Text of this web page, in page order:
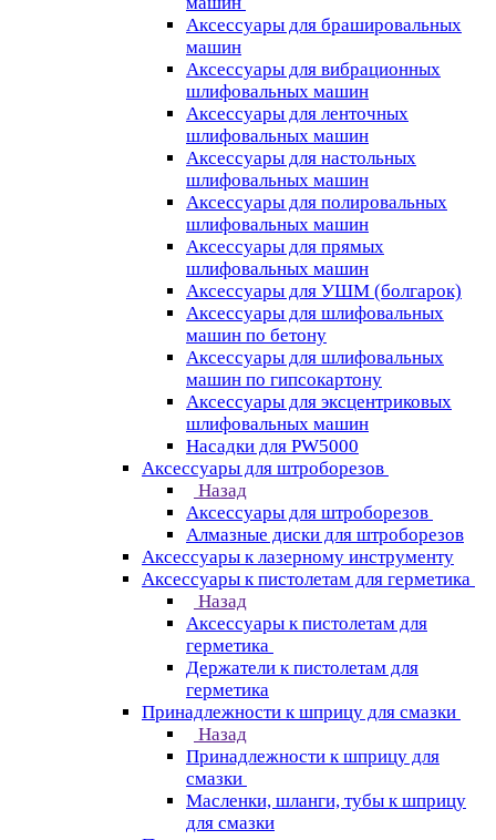
Аксессуары для брашировальных
машин
Аксессуары для вибрационных
шлифовальных машин
Аксессуары для ленточных
шлифовальных машин
Аксессуары для настольных
шлифовальных машин
Аксессуары для полировальных
шлифовальных машин
Аксессуары для прямых
шлифовальных машин
Аксессуары для УШМ (болгарок)
Аксессуары для шлифовальных
машин по бетону
Аксессуары для шлифовальных
машин по гипсокартону
Аксессуары для эксцентриковых
шлифовальных машин
Насадки для PW5000
Аксессуары для штроборезов
Назад
Аксессуары для штроборезов
Алмазные диски для штроборезов
Аксессуары к лазерному инструменту
Аксессуары к пистолетам для герметика
Назад
Аксессуары к пистолетам для
герметика
Держатели к пистолетам для
герметика
Принадлежности к шприцу для смазки
Назад
Принадлежности к шприцу для
смазки
Масленки, шланги, тубы к шприцу
для смазки